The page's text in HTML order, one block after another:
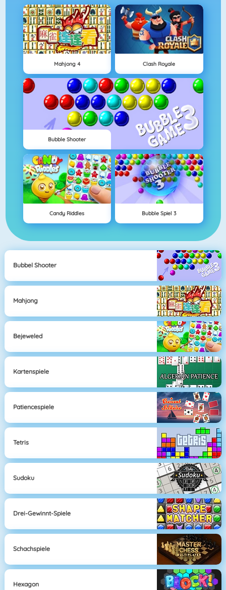
Mahjong 4 Clash Royale
Bubble Shooter
Candy Riddles Bubble Spiel 3
Bubbel Shooter
Mahjong
Bejeweled
Kartenspiele
Patiencespiele
Tetris
Sudoku
Drei-Gewinnt-Spiele
Schachspiele
Hexagon